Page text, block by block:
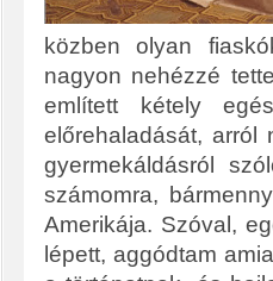
közben olyan
nagyon nehézzé
említett kétely
előrehaladását,
gyermekáldásról
számomra,
Amerikája. Szóval,
lépett, aggódtam